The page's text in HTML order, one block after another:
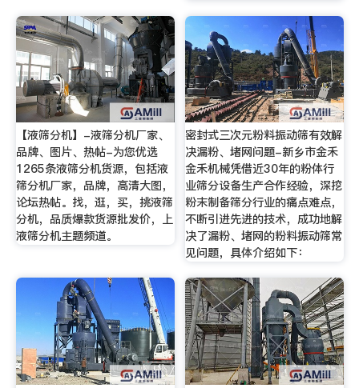
【液筛分机】-液筛分机厂家、
品牌、图片、热帖-为您优选
1265条液筛分机货源，包括液
筛分机厂家，品牌，高清大图，
论坛热帖。找，逛，买，挑液筛
分机，品质爆款货源批发价，上
液筛分机主题频道。
密封式三次元粉料振动筛有效解
决漏粉、堵网问题-新乡市金禾
金禾机械凭借近30年的粉体行
业筛分设备生产合作经验，深挖
粉末制备筛分行业的痛点难点，
不断引进先进的技术，成功地解
决了漏粉、堵网的粉料振动筛常
见问题，具体介绍如下：